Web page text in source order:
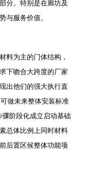
分。特别是在廊坊及
与服务价值。
料为主的门体结构，
下吻合大跨度的厂家
出他们的强大执行直
做未来整体安装标准
阶段化成立启动基础
总体比例上同时材料
后置区候整体功能项